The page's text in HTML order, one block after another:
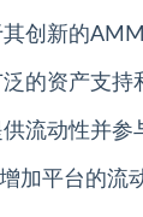
创新的
的资产支持
流动性并参
加平台的流